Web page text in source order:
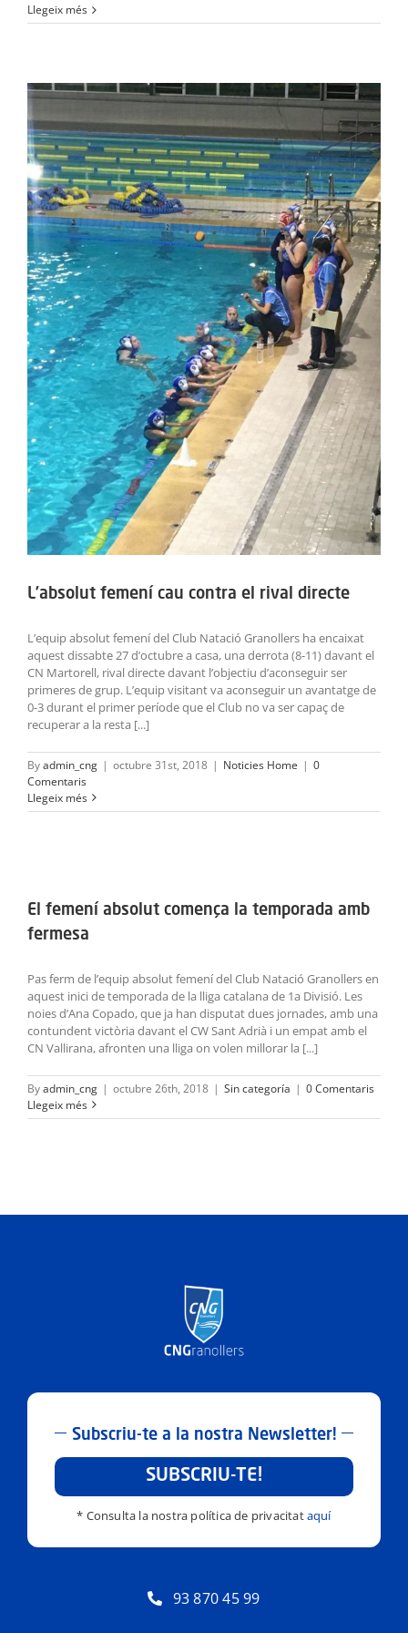
Llegeix més
L’absolut femení cau contra el rival directe
L’equip absolut femení del Club Natació Granollers ha encaixat
aquest dissabte 27 d’octubre a casa, una derrota (8-11) davant el
CN Martorell, rival directe davant l’objectiu d’aconseguir ser
primeres de grup. L’equip visitant va aconseguir un avantatge de
0-3 durant el primer període que el Club no va ser capaç de
recuperar a la resta [...]
Byadmin_cng | octubre 31st, 2018 | Noticies Home | 0
Comentaris
Llegeix més
El femení absolut comença la temporada amb
fermesa
Pas ferm de l’equip absolut femení del Club Natació Granollers en
aquest inici de temporada de la lliga catalana de 1a Divisió. Les
noies d’Ana Copado, que ja han disputat dues jornades, amb una
contundent victòria davant el CW Sant Adrià i un empat amb el
CN Vallirana, afronten una lliga on volen millorar la [...]
Byadmin_cng | octubre 26th, 2018 | Sin categoría | 0 Comentaris
Llegeix més
Subscriu-te a la nostra Newsletter!
SUBSCRIU-TE!
* Consulta la nostra política de privacitataquí
93 870 45 99